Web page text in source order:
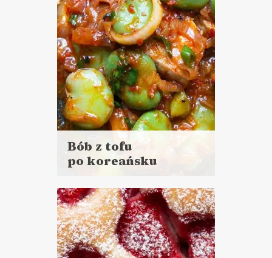
Bób z tofu
po koreańsku
więcej
Czas przygotowania:
do 30 minut
DANIA GŁÓWNE